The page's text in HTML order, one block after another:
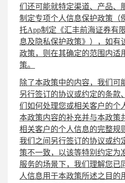
们还可能就特定渠道、产品、
制定专项个人信息保护政策（
托App制定《汇丰前海证券有
息及隐私保护政策》），如有
政策，则在其确定的范围内适
策。
除了本政策中的内容，我们可
另行签订的协议或约定的条款
们如何处理您或相关客户的个
本政策内容的补充并与本政策
相关客户的个人信息的完整规
我们之间另行签订的协议或约
策不一致，以该等特别约定为
服务的场景下，我们理解您已
人信息用于本政策所述之目的